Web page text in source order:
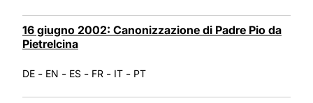
16 giugno 2002: Canonizzazione di Padre Pio da
Pietrelcina
DE - EN - ES - FR - IT - PT